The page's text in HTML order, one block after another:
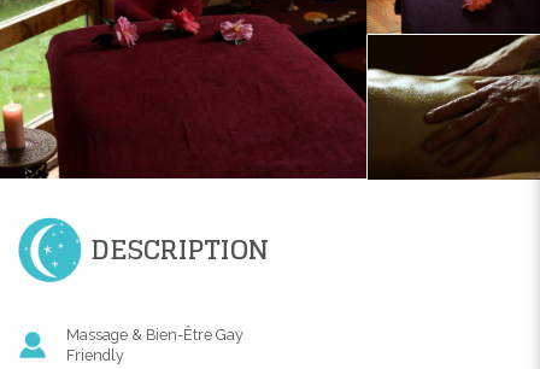
DESCRIPTION
Massage & Bien-Être Gay
Friendly